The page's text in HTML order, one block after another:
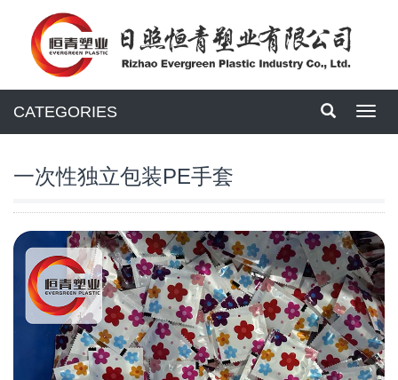
CATEGORIES
一次性独立包装PE手套